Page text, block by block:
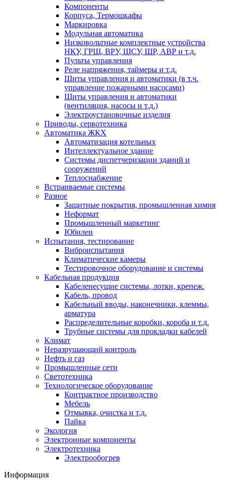
Компоненты
Корпуса, Термошкафы
Маркировка
Модульная автоматика
Низковольтные комплектные устройства
НКУ, ГРЩ, ВРУ, ЩСУ, ШР, АВР и т.д.
Пульты управления
Реле напряжения, таймеры и т.д.
Щиты управления и автоматики (в т.ч.
управление пожарными насосами)
Щиты управления и автоматики
(вентиляция, насосы и т.д.)
Электроустановочные изделия
Приводы, сервотехника
Автоматика ЖКХ
Автоматизация котельных
Интеллектуальное здание
Системы диспетчеризации зданий и
сооружений
Теплоснабжение
Встраиваемые системы
Разное
Защитные покрытия, промышленная химия
Неформат
Промышленный маркетинг
Юбилеи
Испытания, тестирование
Виброиспытания
Климатические камеры
Тестировочное оборудование и системы
Кабельная продукция
Кабеленесущие системы, лотки, крепеж.
Кабель, провод
Кабельный вводы, наконечники, клеммы,
арматура
Распределительные коробки, короба и т.д.
Трубные системы для прокладки кабелей
Климат
Неразрушающий контроль
Нефть и газ
Промышленные сети
Светотехника
Технологическое оборудование
Контрактное производство
Мебель
Отмывка, очистка и т.д.
Пайка
Экология
Электронные компоненты
Электротехника
Электрообогрев
Информация